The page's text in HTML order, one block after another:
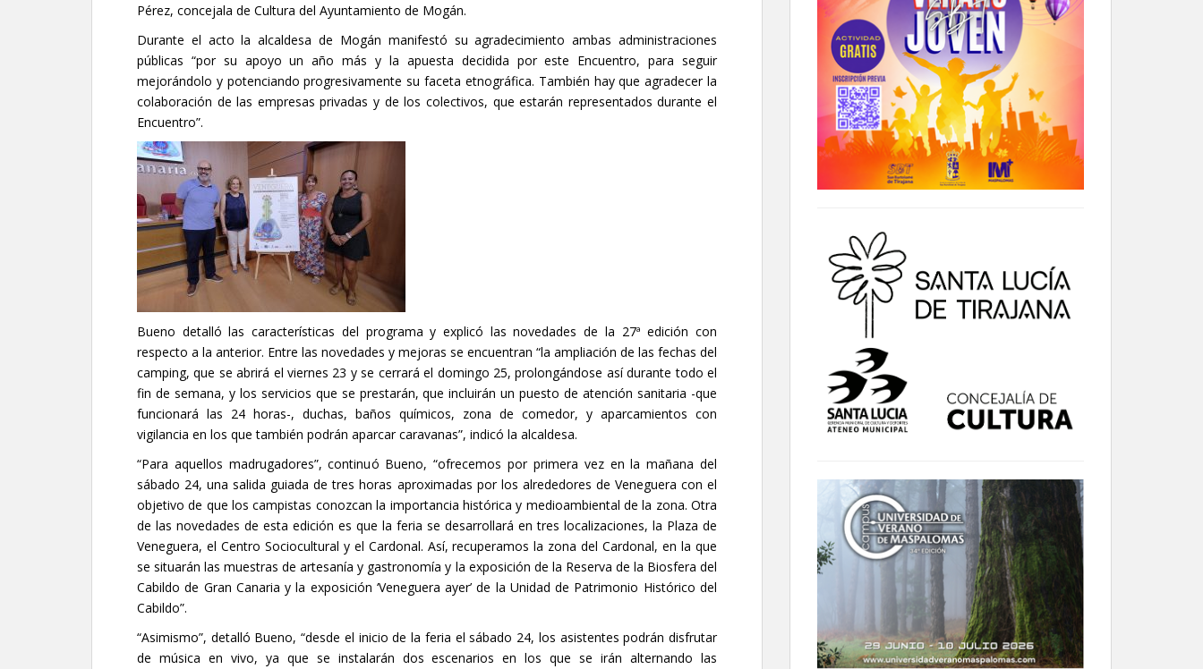
Pérez, concejala de Cultura del Ayuntamiento de Mogán.
Durante el acto la alcaldesa de Mogán manifestó su agradecimiento ambas administraciones
públicas “por su apoyo un año más y la apuesta decidida por este Encuentro, para seguir
mejorándolo y potenciando progresivamente su faceta etnográfica. También hay que agradecer la
colaboración de las empresas privadas y de los colectivos, que estarán representados durante el
Encuentro”.
Bueno detalló las características del programa y explicó las novedades de la 27ª edición con
respecto a la anterior. Entre las novedades y mejoras se encuentran “la ampliación de las fechas del
camping, que se abrirá el viernes 23 y se cerrará el domingo 25, prolongándose así durante todo el
fin de semana, y los servicios que se prestarán, que incluirán un puesto de atención sanitaria -que
funcionará las 24 horas-, duchas, baños químicos, zona de comedor, y aparcamientos con
vigilancia en los que también podrán aparcar caravanas”, indicó la alcaldesa.
“Para aquellos madrugadores”, continuó Bueno, “ofrecemos por primera vez en la mañana del
sábado 24, una salida guiada de tres horas aproximadas por los alrededores de Veneguera con el
objetivo de que los campistas conozcan la importancia histórica y medioambiental de la zona. Otra
de las novedades de esta edición es que la feria se desarrollará en tres localizaciones, la Plaza de
Veneguera, el Centro Sociocultural y el Cardonal. Así, recuperamos la zona del Cardonal, en la que
se situarán las muestras de artesanía y gastronomía y la exposición de la Reserva de la Biosfera del
Cabildo de Gran Canaria y la exposición ‘Veneguera ayer’ de la Unidad de Patrimonio Histórico del
Cabildo”.
“Asimismo”, detalló Bueno, “desde el inicio de la feria el sábado 24, los asistentes podrán disfrutar
de música en vivo, ya que se instalarán dos escenarios en los que se irán alternando las